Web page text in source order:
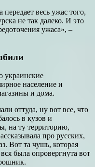
передает весь ужас того,
не так далеко. И это
ужаса», –
украинские
население и
и дома.
оттуда, ну вот все, что
в кузов и
на ту территорию,
про русских,
Вот та чушь, которая
была опровергнута вот